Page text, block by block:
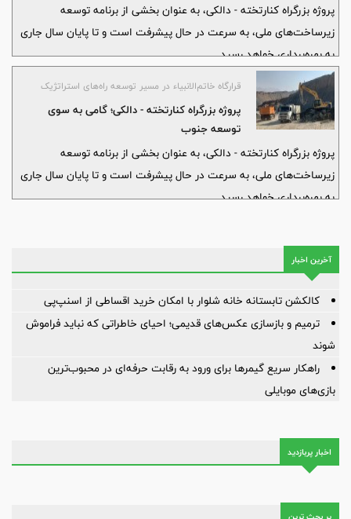
پروژه بزرگراه کنارتخته - دالکی، به عنوان بخشی از برنامه توسعه
زیرساخت‌های ملی، به سرعت در حال پیشرفت است و تا پایان سال جاری
به بهره‌برداری خواهد رسید.
قرارگاه خاتم‌الانبیاء در مسیر توسعه راه‌های استراتژیک
پروژه بزرگراه کنارتخته - دالکی؛ گامی به سوی
توسعه جنوب
پروژه بزرگراه کنارتخته - دالکی، به عنوان بخشی از برنامه توسعه
زیرساخت‌های ملی، به سرعت در حال پیشرفت است و تا پایان سال جاری
به بهره‌برداری خواهد رسید.
آخرین اخبار
کالکشن تابستانه خانه شلوار با امکان خرید اقساطی از اسنپ‌پی
ترمیم و بازسازی عکس‌های قدیمی؛ احیای خاطراتی که نباید فراموش
شوند
راهکار سریع گیمرها برای ورود به رقابت حرفه‌ای در محبوب‌ترین
بازی‌های موبایلی
اخبار پربازدید